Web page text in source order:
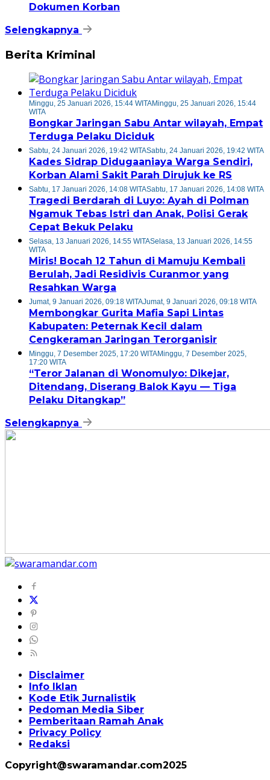
Dokumen Korban
Selengkapnya
Berita Kriminal
Minggu, 25 Januari 2026, 15:44 WITAMinggu, 25 Januari 2026, 15:44
WITA
Bongkar Jaringan Sabu Antar wilayah, Empat
Terduga Pelaku Diciduk
Sabtu, 24 Januari 2026, 19:42 WITASabtu, 24 Januari 2026, 19:42 WITA
Kades Sidrap Didugaaniaya Warga Sendiri,
Korban Alami Sakit Parah Dirujuk ke RS
Sabtu, 17 Januari 2026, 14:08 WITASabtu, 17 Januari 2026, 14:08 WITA
Tragedi Berdarah di Luyo: Ayah di Polman
Ngamuk Tebas Istri dan Anak, Polisi Gerak
Cepat Bekuk Pelaku
Selasa, 13 Januari 2026, 14:55 WITASelasa, 13 Januari 2026, 14:55
WITA
Miris! Bocah 12 Tahun di Mamuju Kembali
Berulah, Jadi Residivis Curanmor yang
Resahkan Warga
Jumat, 9 Januari 2026, 09:18 WITAJumat, 9 Januari 2026, 09:18 WITA
Membongkar Gurita Mafia Sapi Lintas
Kabupaten: Peternak Kecil dalam
Cengkeraman Jaringan Terorganisir
Minggu, 7 Desember 2025, 17:20 WITAMinggu, 7 Desember 2025,
17:20 WITA
“Teror Jalanan di Wonomulyo: Dikejar,
Ditendang, Diserang Balok Kayu — Tiga
Pelaku Ditangkap”
Selengkapnya
Disclaimer
Info Iklan
Kode Etik Jurnalistik
Pedoman Media Siber
Pemberitaan Ramah Anak
Privacy Policy
Redaksi
Copyright@swaramandar.com2025